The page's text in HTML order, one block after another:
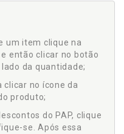
um item clique na
então clicar no botão
da quantidade;
clicar no ícone da
produto;
do PAP, clique
se. Após essa